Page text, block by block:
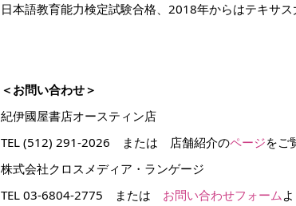
日本語教育能力検定試験合格、2018年からはテキサス
＜お問い合わせ＞
紀伊國屋書店オースティン店
TEL (512) 291-2026 または 店舗紹介のページをご
株式会社クロスメディア・ランゲージ
TEL 03-6804-2775 または お問い合わせフォーム